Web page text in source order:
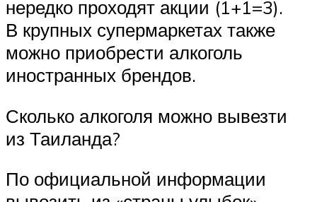
нередко проходят акции (1+1=3).
В крупных супермаркетах также
можно приобрести алкоголь
иностранных брендов.
Сколько алкоголя можно вывезти
из Таиланда?
По официальной информации